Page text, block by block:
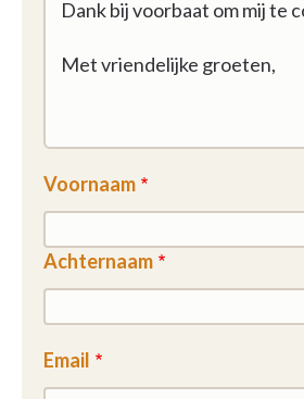
Voornaam
Achternaam
Email